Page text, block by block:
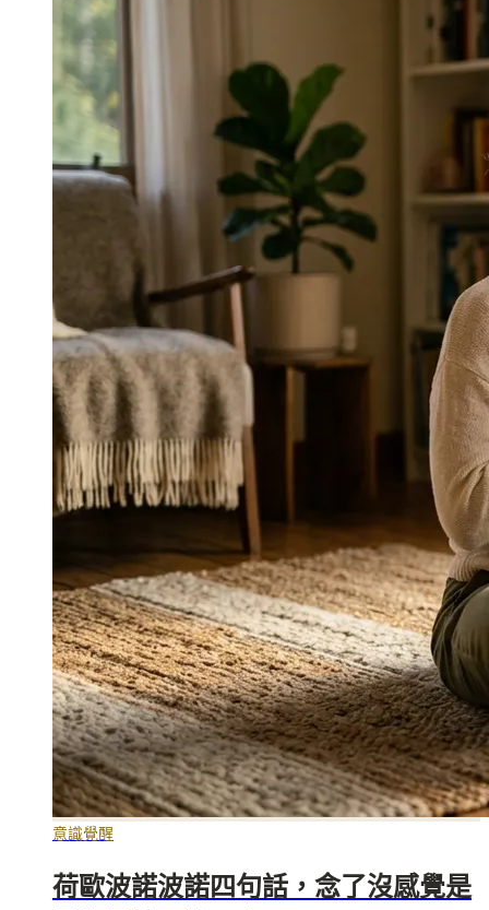
意識覺醒
荷歐波諾波諾四句話，念了沒感覺是